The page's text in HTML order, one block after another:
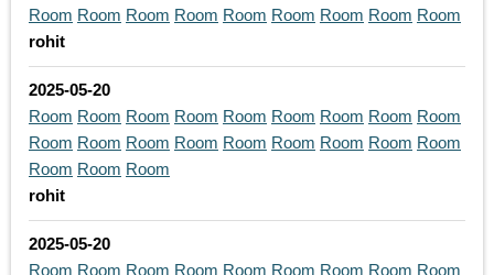
Room Room Room Room Room Room Room Room Room
rohit
2025-05-20
Room Room Room Room Room Room Room Room Room
Room Room Room Room Room Room Room Room Room
Room Room Room
rohit
2025-05-20
Room Room Room Room Room Room Room Room Room